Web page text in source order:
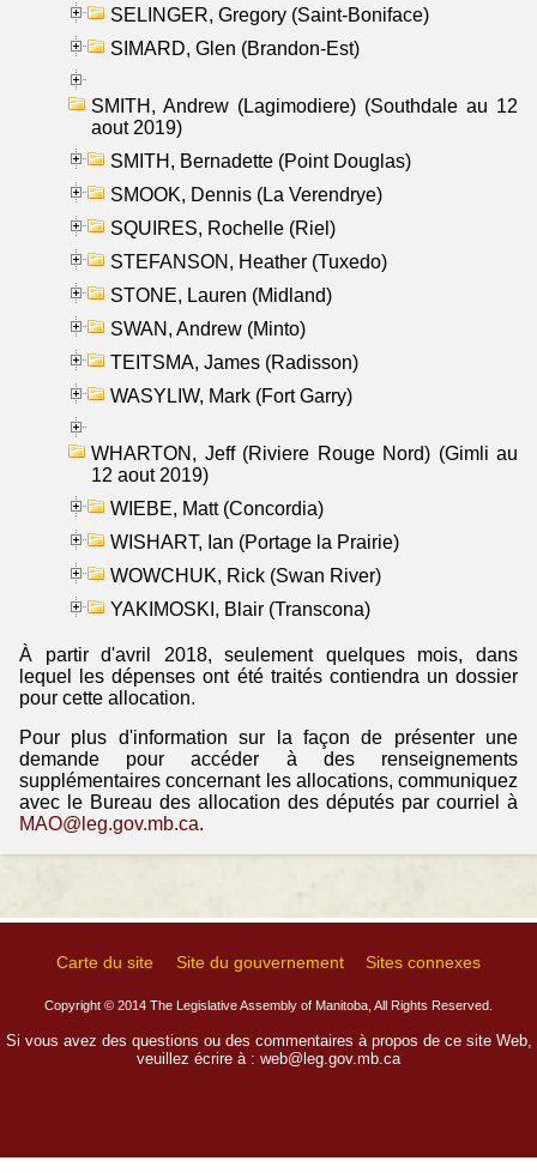
SELINGER, Gregory (Saint-Boniface)
SIMARD, Glen (Brandon-Est)
SMITH, Andrew (Lagimodiere) (Southdale au 12
aout 2019)
SMITH, Bernadette (Point Douglas)
SMOOK, Dennis (La Verendrye)
SQUIRES, Rochelle (Riel)
STEFANSON, Heather (Tuxedo)
STONE, Lauren (Midland)
SWAN, Andrew (Minto)
TEITSMA, James (Radisson)
WASYLIW, Mark (Fort Garry)
WHARTON, Jeff (Riviere Rouge Nord) (Gimli au
12 aout 2019)
WIEBE, Matt (Concordia)
WISHART, Ian (Portage la Prairie)
WOWCHUK, Rick (Swan River)
YAKIMOSKI, Blair (Transcona)
À partir d'avril 2018, seulement quelques mois, dans
lequel les dépenses ont été traités contiendra un dossier
pour cette allocation.
Pour plus d'information sur la façon de présenter une
demande pour accéder à des renseignements
supplémentaires concernant les allocations, communiquez
avec le Bureau des allocation des députés par courriel à
MAO@leg.gov.mb.ca.
Carte du site Site du gouvernement Sites connexes
Copyright © 2014 The Legislative Assembly of Manitoba, All Rights Reserved.
Si vous avez des questions ou des commentaires à propos de ce site Web,
veuillez écrire à : web@leg.gov.mb.ca